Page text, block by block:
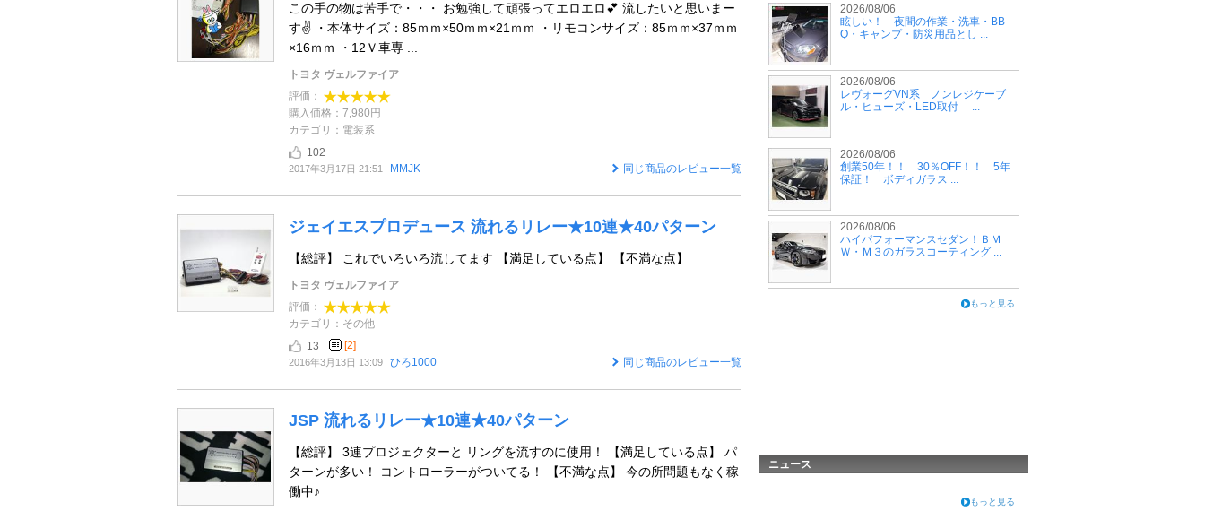
この手の物は苦手で・・・ お勉強して頑張ってエロエロ💕 流したいと思いまー
す✌️ ・本体サイズ：85ｍｍ×50ｍｍ×21ｍｍ ・リモコンサイズ：85ｍｍ×37ｍｍ
×16ｍｍ ・12Ｖ車専 ...
トヨタ ヴェルファイア
評価：
購入価格：7,980円
カテゴリ：電装系
102
2017年3月17日 21:51 MMJK 同じ商品のレビュー一覧
ジェイエスプロデュース 流れるリレー★10連★40パターン
【総評】 これでいろいろ流してます 【満足している点】 【不満な点】
トヨタ ヴェルファイア
評価：
カテゴリ：その他
13
[2]
2016年3月13日 13:09 ひろ1000 同じ商品のレビュー一覧
JSP 流れるリレー★10連★40パターン
【総評】 3連プロジェクターと リングを流すのに使用！ 【満足している点】 パ
ターンが多い！ コントローラーがついてる！ 【不満な点】 今の所問題もなく稼
働中♪
2026/08/06
眩しい！ 夜間の作業・洗車・BB
Q・キャンプ・防災用品とし ...
2026/08/06
レヴォーグVN系 ノンレジケーブ
ル・ヒューズ・LED取付 ...
2026/08/06
創業50年！！ 30％OFF！！ 5年
保証！ ボディガラス ...
2026/08/06
ハイパフォーマンスセダン！ＢＭ
Ｗ・Ｍ３のガラスコーティング ...
もっと見る
ニュース
もっと見る